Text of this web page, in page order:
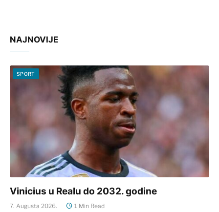
NAJNOVIJE
SPORT
Vinicius u Realu do 2032. godine
7. Augusta 2026. 1 Min Read